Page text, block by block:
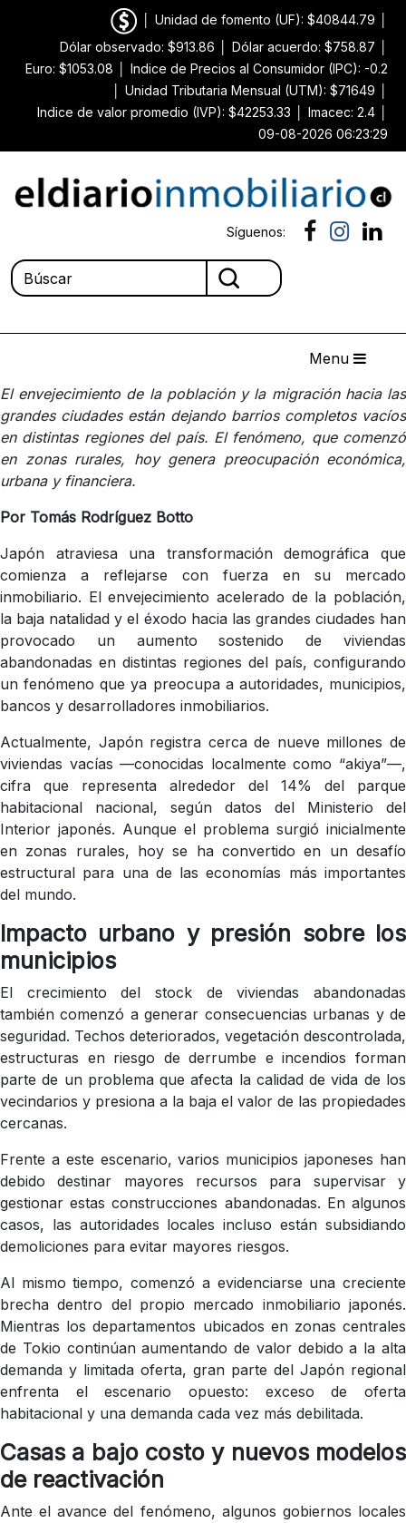
Unidad de fomento (UF): $40844.79
Dólar observado: $913.86
Dólar acuerdo: $758.87
Euro: $1053.08
Indice de Precios al Consumidor (IPC): -0.2
Unidad Tributaria Mensual (UTM): $71649
Indice de valor promedio (IVP): $42253.33
Imacec: 2.4
09-08-2026 06:23:29
Síguenos:
Menu
El envejecimiento de la población y la migración hacia las
grandes ciudades están dejando barrios completos vacíos
en distintas regiones del país. El fenómeno, que comenzó
en zonas rurales, hoy genera preocupación económica,
urbana y financiera.
Por Tomás Rodríguez Botto
Japón atraviesa una transformación demográfica que
comienza a reflejarse con fuerza en su mercado
inmobiliario. El envejecimiento acelerado de la población,
la baja natalidad y el éxodo hacia las grandes ciudades han
provocado un aumento sostenido de viviendas
abandonadas en distintas regiones del país, configurando
un fenómeno que ya preocupa a autoridades, municipios,
bancos y desarrolladores inmobiliarios.
Actualmente, Japón registra cerca de nueve millones de
viviendas vacías —conocidas localmente como “akiya”—,
cifra que representa alrededor del 14% del parque
habitacional nacional, según datos del Ministerio del
Interior japonés. Aunque el problema surgió inicialmente
en zonas rurales, hoy se ha convertido en un desafío
estructural para una de las economías más importantes
del mundo.
Impacto urbano y presión sobre los
municipios
El crecimiento del stock de viviendas abandonadas
también comenzó a generar consecuencias urbanas y de
seguridad. Techos deteriorados, vegetación descontrolada,
estructuras en riesgo de derrumbe e incendios forman
parte de un problema que afecta la calidad de vida de los
vecindarios y presiona a la baja el valor de las propiedades
cercanas.
Frente a este escenario, varios municipios japoneses han
debido destinar mayores recursos para supervisar y
gestionar estas construcciones abandonadas. En algunos
casos, las autoridades locales incluso están subsidiando
demoliciones para evitar mayores riesgos.
Al mismo tiempo, comenzó a evidenciarse una creciente
brecha dentro del propio mercado inmobiliario japonés.
Mientras los departamentos ubicados en zonas centrales
de Tokio continúan aumentando de valor debido a la alta
demanda y limitada oferta, gran parte del Japón regional
enfrenta el escenario opuesto: exceso de oferta
habitacional y una demanda cada vez más debilitada.
Casas a bajo costo y nuevos modelos
de reactivación
Ante el avance del fenómeno, algunos gobiernos locales